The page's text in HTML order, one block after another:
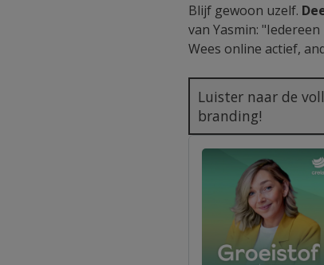
Blijf gewoon uzelf.
van Yasmin:
Wees online actief,
Luister naar de
branding!